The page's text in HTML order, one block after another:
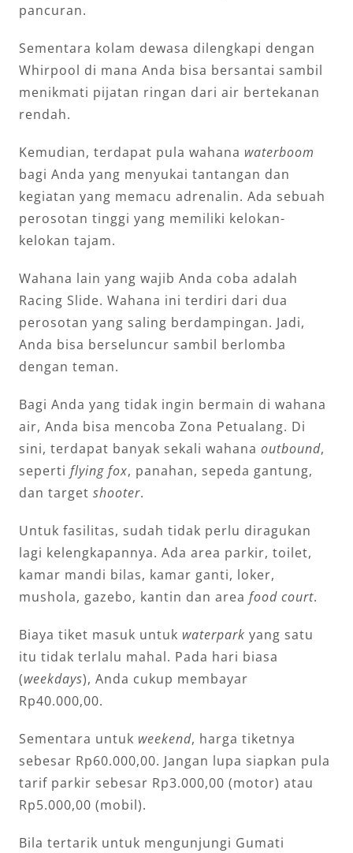
pancuran.
Sementara kolam dewasa dilengkapi dengan
Whirpool di mana Anda bisa bersantai sambil
menikmati pijatan ringan dari air bertekanan
rendah.
Kemudian, terdapat pula wahana waterboom
bagi Anda yang menyukai tantangan dan
kegiatan yang memacu adrenalin. Ada sebuah
perosotan tinggi yang memiliki kelokan-
kelokan tajam.
Wahana lain yang wajib Anda coba adalah
Racing Slide. Wahana ini terdiri dari dua
perosotan yang saling berdampingan. Jadi,
Anda bisa berseluncur sambil berlomba
dengan teman.
Bagi Anda yang tidak ingin bermain di wahana
air, Anda bisa mencoba Zona Petualang. Di
sini, terdapat banyak sekali wahana outbound,
seperti flying fox, panahan, sepeda gantung,
dan target shooter.
Untuk fasilitas, sudah tidak perlu diragukan
lagi kelengkapannya. Ada area parkir, toilet,
kamar mandi bilas, kamar ganti, loker,
mushola, gazebo, kantin dan area food court.
Biaya tiket masuk untuk waterpark yang satu
itu tidak terlalu mahal. Pada hari biasa
(weekdays), Anda cukup membayar
Rp40.000,00.
Sementara untuk weekend, harga tiketnya
sebesar Rp60.000,00. Jangan lupa siapkan pula
tarif parkir sebesar Rp3.000,00 (motor) atau
Rp5.000,00 (mobil).
Bila tertarik untuk mengunjungi Gumati